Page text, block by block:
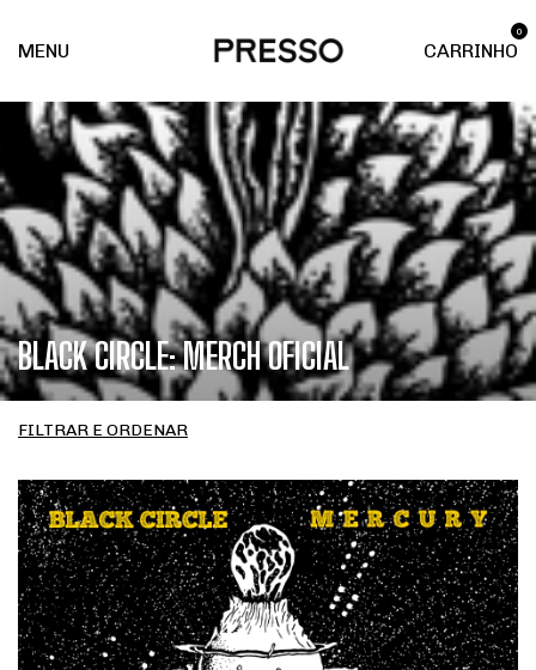
MENU CARRINHO
0
BLACK CIRCLE: MERCH OFICIAL
FILTRAR E ORDENAR